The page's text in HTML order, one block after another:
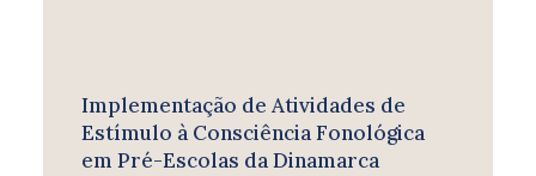
Implementação de Atividades de
Estímulo à Consciência Fonológica
em Pré-Escolas da Dinamarca